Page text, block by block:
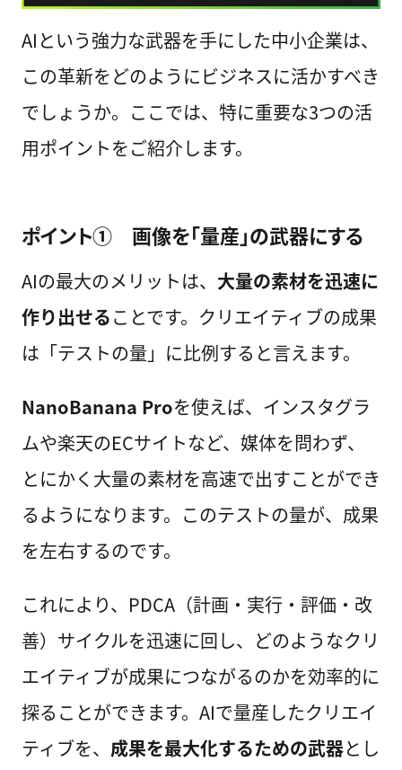
AIという強力な武器を手にした中小企業は、
この革新をどのようにビジネスに活かすべき
でしょうか。ここでは、特に重要な3つの活
用ポイントをご紹介します。
ポイント① 画像を「量産」の武器にする
AIの最大のメリットは、 大量の素材を迅速に
作り出せることです。クリエイティブの成果
は「テストの量」に比例すると言えます。
NanoBanana Proを使えば、インスタグラ
ムや楽天のECサイトなど、媒体を問わず、
とにかく大量の素材を高速で出すことができ
るようになります。このテストの量が、成果
を左右するのです。
これにより、PDCA（計画・実行・評価・改
善）サイクルを迅速に回し、どのようなクリ
エイティブが成果につながるのかを効率的に
探ることができます。AIで量産したクリエイ
ティブを、 成果を最大化するための武器とし